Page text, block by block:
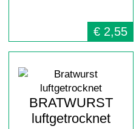
€ 2,55
BRATWURST
luftgetrocknet